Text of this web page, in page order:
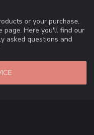
or your purchase,
page. Here you'll find our
asked questions and